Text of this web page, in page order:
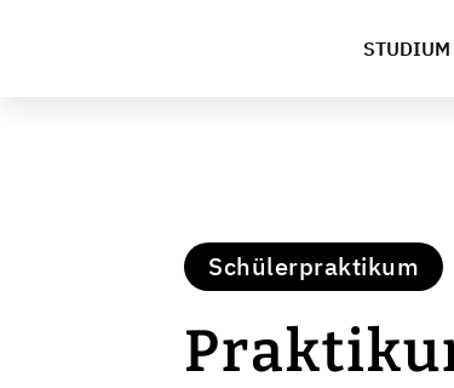
Schülerpraktikum